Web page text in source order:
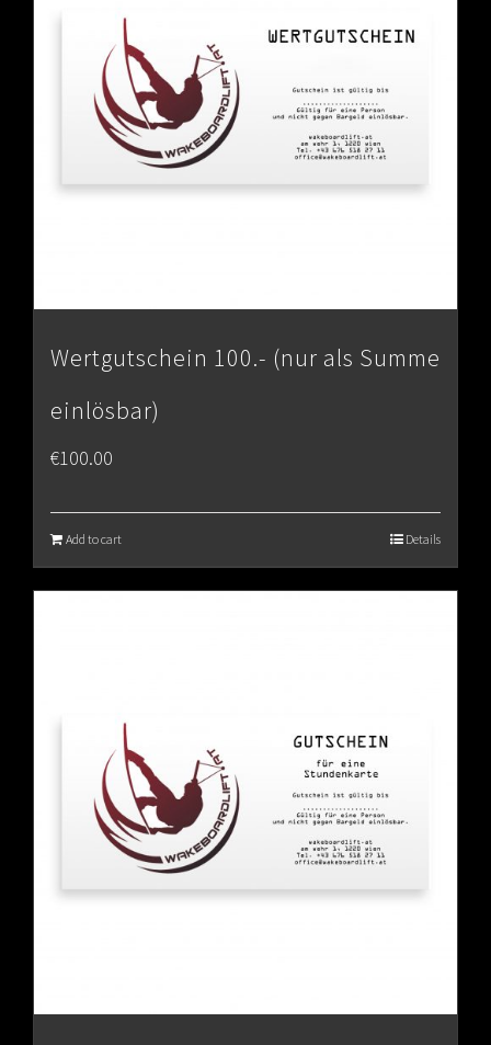
Wertgutschein 100.- (nur als Summe
einlösbar)
€100.00
Add to cart Details